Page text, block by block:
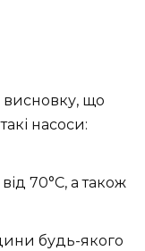
висновку, що
насоси:
70°C, а також
будь-якого